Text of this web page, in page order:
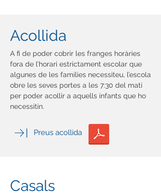
Acollida
A fi de poder cobrir les franges horàries
fora de l’horari estrictament escolar que
algunes de les famílies necessiteu, l’escola
obre les seves portes a les 7:30 del matí
per poder acollir a aquells infants que ho
necessitin.
Preus acollida
Casals